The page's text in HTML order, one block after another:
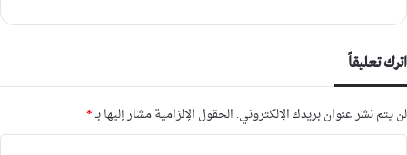
اترك تعليقاً
لن يتم نشر عنوان بريدك الإلكتروني. الحقول الإلزامية مشار إليها بـ*